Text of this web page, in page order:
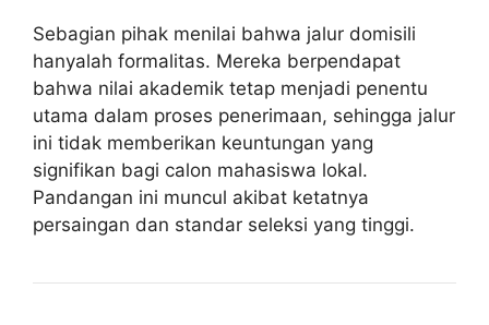
Sebagian pihak menilai bahwa jalur domisili
hanyalah formalitas. Mereka berpendapat
bahwa nilai akademik tetap menjadi penentu
utama dalam proses penerimaan, sehingga jalur
ini tidak memberikan keuntungan yang
signifikan bagi calon mahasiswa lokal.
Pandangan ini muncul akibat ketatnya
persaingan dan standar seleksi yang tinggi.